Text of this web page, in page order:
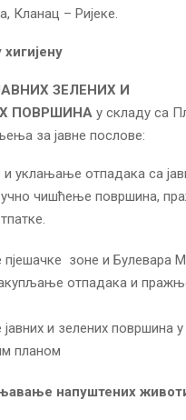
Кланац – Ријеке.
ЗЕЛЕНИХ И
ПОВРШИНА у складу са
за јавне послове:
уклањање отпадака са
чишћење површина,
зоне и Булевара
отпадака и
и зелених површина
планом
напуштених